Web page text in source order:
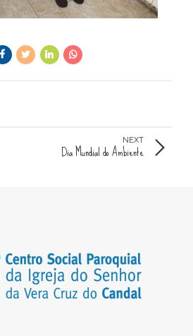
NEXT
Dia Mundial do Ambiente